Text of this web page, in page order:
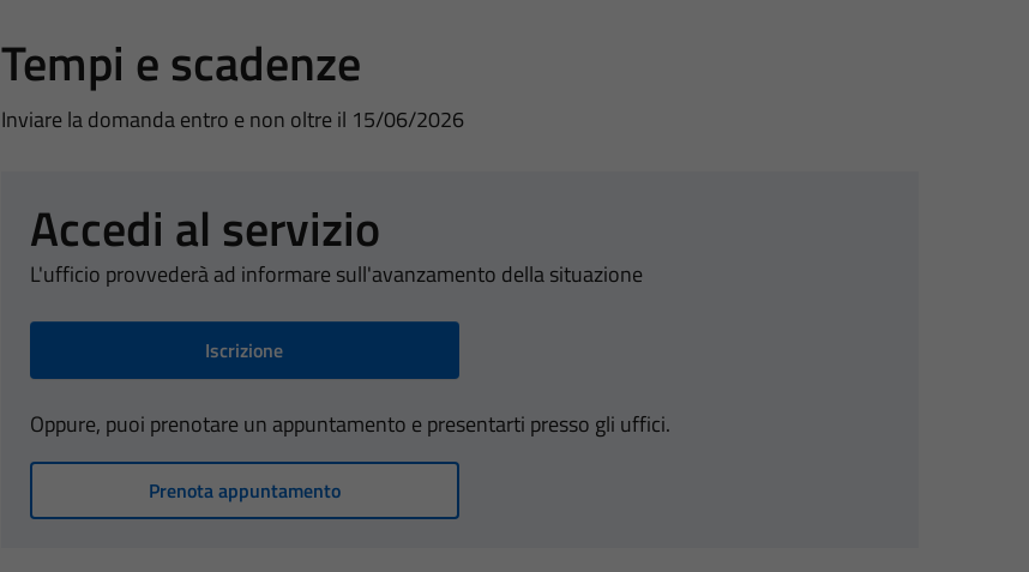
Tempi e scadenze
Inviare la domanda entro e non oltre il 15/06/2026
Accedi al servizio
L'ufficio provvederà ad informare sull'avanzamento della situazione
Iscrizione
Oppure, puoi prenotare un appuntamento e presentarti presso gli uffici.
Prenota appuntamento